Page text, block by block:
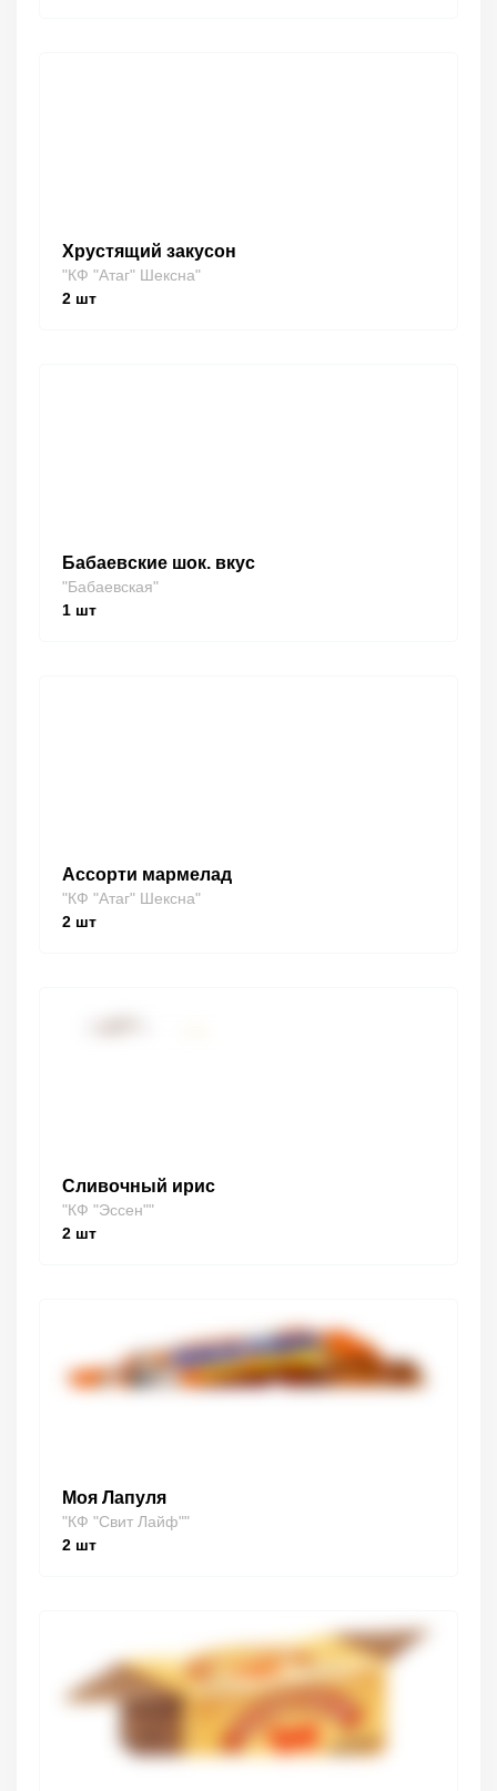
Хрустящий закусон
"КФ "Атаг" Шексна"
2 шт
Бабаевские шок. вкус
"Бабаевская"
1 шт
Ассорти мармелад
"КФ "Атаг" Шексна"
2 шт
Сливочный ирис
"КФ "Эссен""
2 шт
Моя Лапуля
"КФ "Свит Лайф""
2 шт